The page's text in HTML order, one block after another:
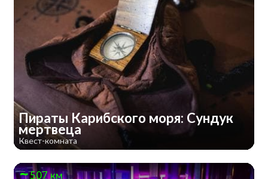
Пираты Карибского моря: Сундук
мертвеца
Квест-комната
507 км